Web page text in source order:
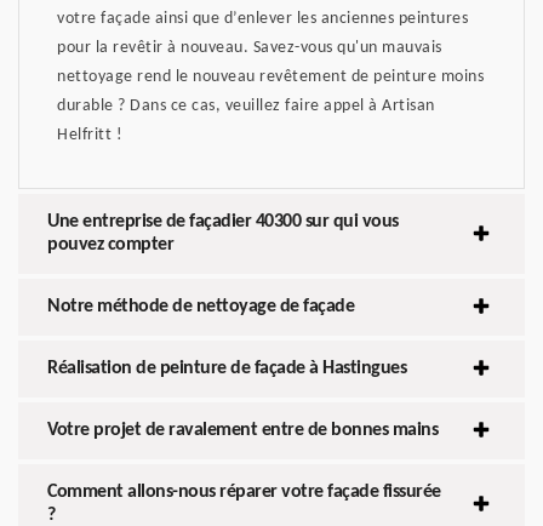
votre façade ainsi que d’enlever les anciennes peintures
pour la revêtir à nouveau. Savez-vous qu'un mauvais
nettoyage rend le nouveau revêtement de peinture moins
durable ? Dans ce cas, veuillez faire appel à Artisan
Helfritt !
Une entreprise de façadier 40300 sur qui vous
pouvez compter
Notre méthode de nettoyage de façade
Réalisation de peinture de façade à Hastingues
Votre projet de ravalement entre de bonnes mains
Comment allons-nous réparer votre façade fissurée
?